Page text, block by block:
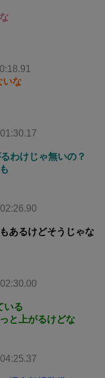
いな
わけじゃ無いの？
あるけどそうじゃな
いる
と上がるけどな